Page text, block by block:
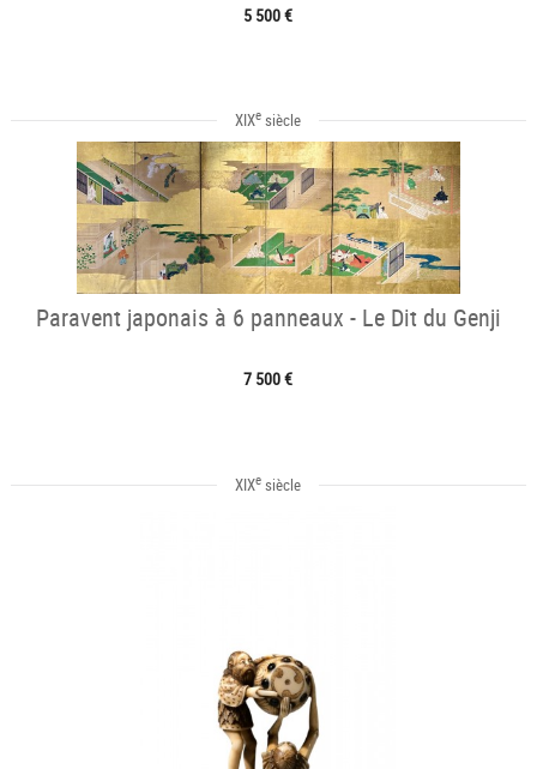
5 500 €
XIXe siècle
Paravent japonais à 6 panneaux - Le Dit du Genji
7 500 €
XIXe siècle